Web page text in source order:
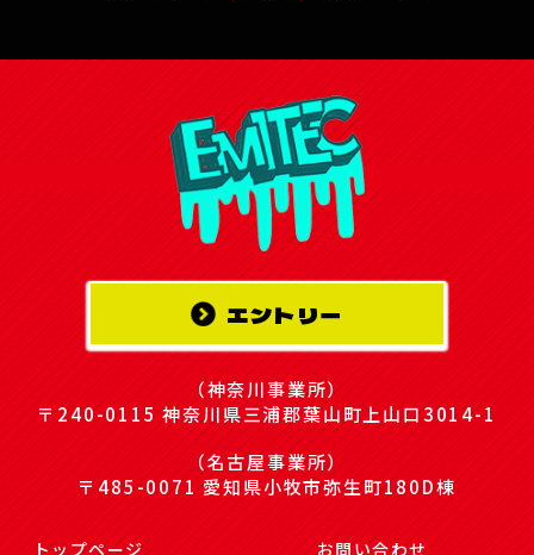
エントリー
（神奈川事業所）
〒240-0115 神奈川県三浦郡葉山町上山口3014-1
（名古屋事業所）
〒485-0071 愛知県小牧市弥生町180D棟
トップページ お問い合わせ